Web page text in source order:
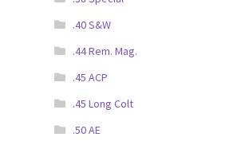
.40 S&W
.44 Rem. Mag.
.45 ACP
.45 Long Colt
.50 AE